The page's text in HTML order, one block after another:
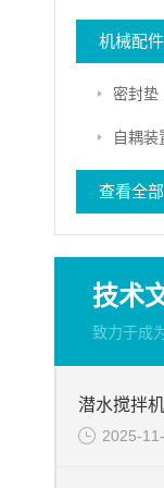
机械配件
密封垫
自耦装
查看全部
技术
致力于成
潜水搅拌
2025-